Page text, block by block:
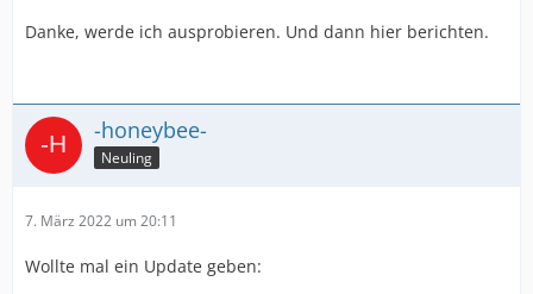
Danke, werde ich ausprobieren. Und dann hier berichten.
-honeybee-
Neuling
7. März 2022 um 20:11
Wollte mal ein Update geben: